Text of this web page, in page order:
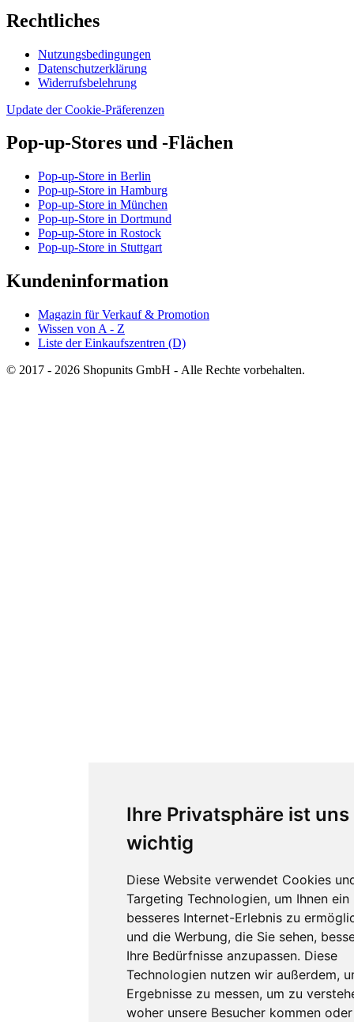
Ihre Privatsphäre ist uns
wichtig
Diese Website verwendet Cookies
Targeting Technologien, um Ihnen ein
besseres Internet-Erlebnis zu
und die Werbung, die Sie sehen,
Ihre Bedürfnisse anzupassen. Diese
Technologien nutzen wir außerdem,
Ergebnisse zu messen, um zu
woher unsere Besucher kommen
Rechtliches
Nutzungsbedingungen
Datenschutzerklärung
Widerrufsbelehrung
Update der Cookie-Präferenzen
Pop-up-Stores und -Flächen
Pop-up-Store in Berlin
Pop-up-Store in Hamburg
Pop-up-Store in München
Pop-up-Store in Dortmund
Pop-up-Store in Rostock
Pop-up-Store in Stuttgart
Kundeninformation
Magazin für Verkauf & Promotion
Wissen von A - Z
Liste der Einkaufszentren (D)
© 2017 - 2026 Shopunits GmbH - Alle Rechte vorbehalten.